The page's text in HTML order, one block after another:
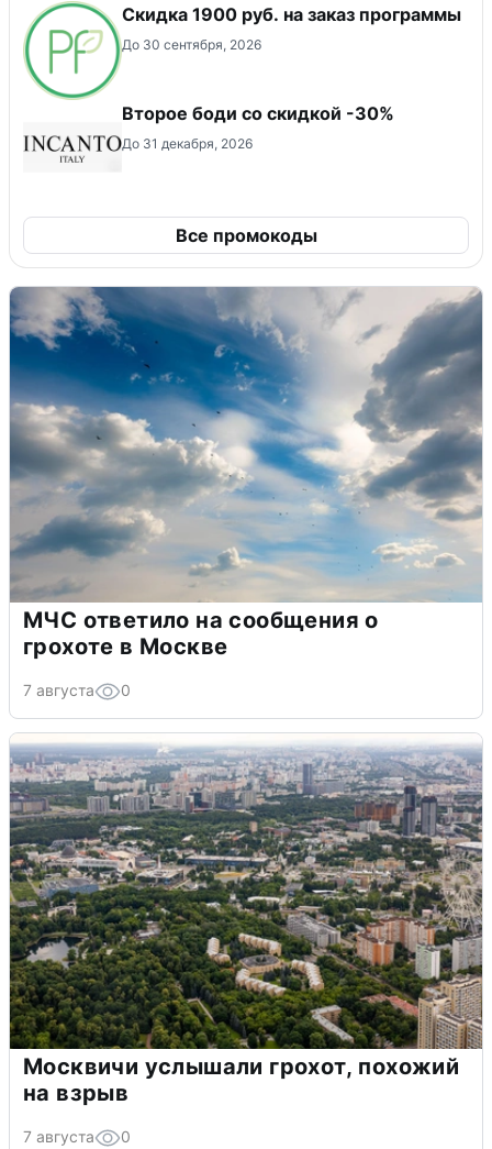
Скидка 1900 руб. на заказ программы
До 30 сентября, 2026
Второе боди со скидкой -30%
До 31 декабря, 2026
Все промокоды
МЧС ответило на сообщения о
грохоте в Москве
7 августа 0
Москвичи услышали грохот, похожий
на взрыв
7 августа 0